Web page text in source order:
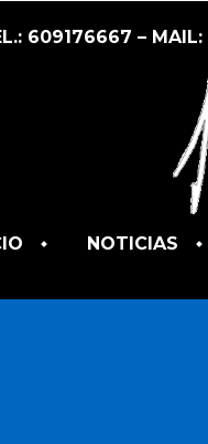
609176667 – MAIL:
NOTICIAS